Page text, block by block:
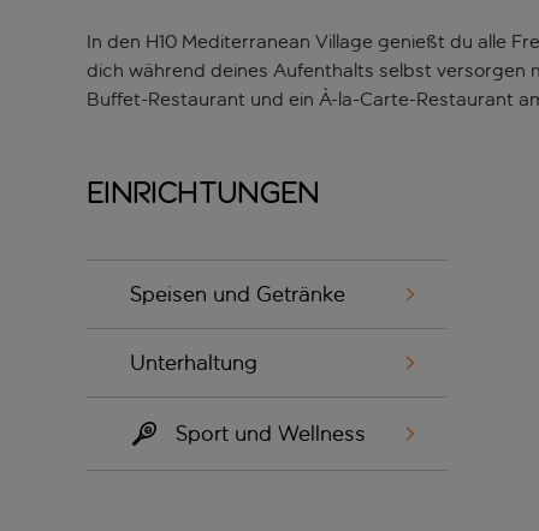
In den H10 Mediterranean Village genießt du alle
dich während deines Aufenthalts selbst versorgen
Buffet-Restaurant und ein À-la-Carte-Restaurant
Einrichtungen
Speisen und Getränke
Unterhaltung
Sport und Wellness